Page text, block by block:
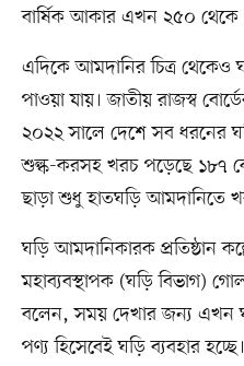
বার্ষিক আকার এখন ২৫০
এদিকে আমদানির চিত্র থেকেও
পাওয়া যায়। জাতীয় রাজস্ব
২০২২ সালে দেশে সব ধরনের
শুল্ক-করসহ খরচ পড়েছে ১৮৭
ছাড়া শুধু হাতঘড়ি আমদানিতে
ঘড়ি আমদানিকারক প্রতিষ্ঠান
মহাব্যবস্থাপক (ঘড়ি বিভাগ)
বলেন, সময় দেখার জন্য এখন
পণ্য হিসেবেই ঘড়ি ব্যবহার